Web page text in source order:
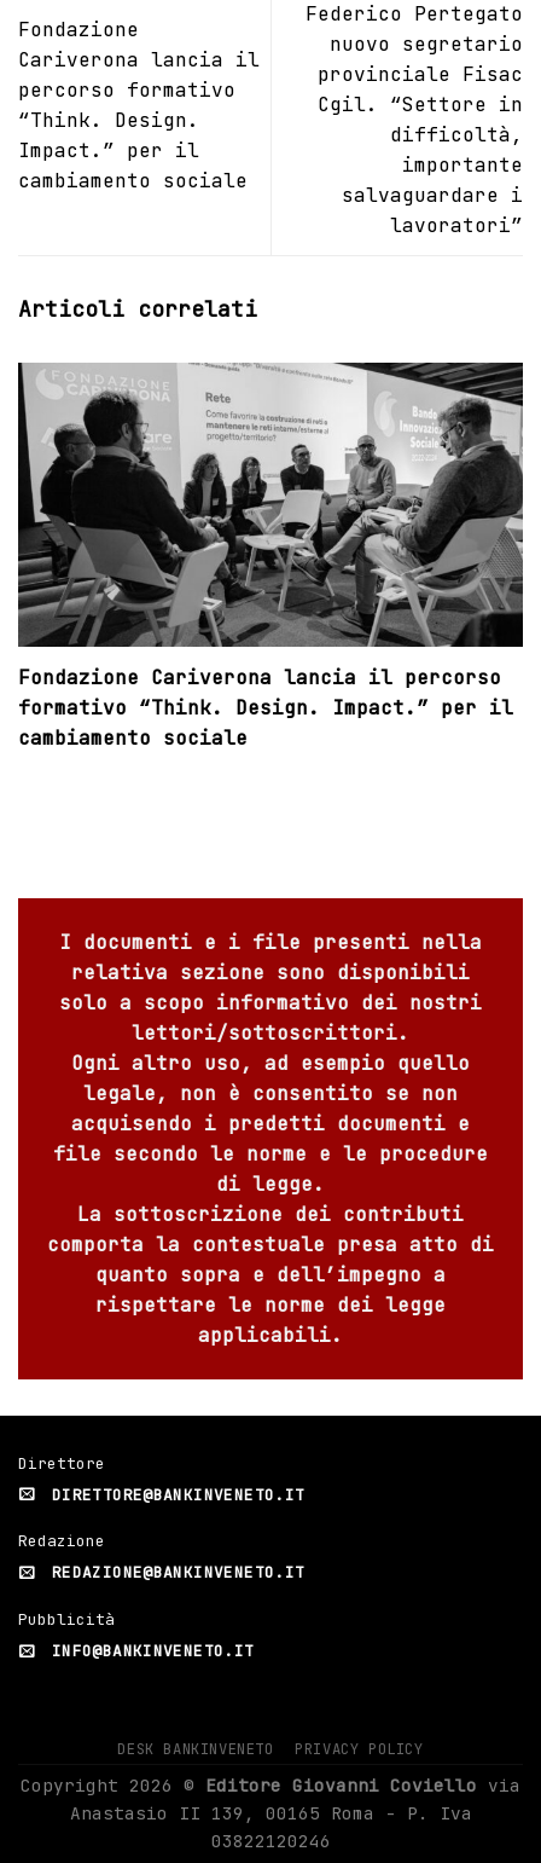
Fondazione
Cariverona lancia il
percorso formativo
“Think. Design.
Impact.” per il
cambiamento sociale
Federico Pertegato
nuovo segretario
provinciale Fisac
Cgil. “Settore in
difficoltà,
importante
salvaguardare i
lavoratori”
Articoli correlati
Fondazione Cariverona lancia il percorso
formativo “Think. Design. Impact.” per il
cambiamento sociale
I documenti e i file presenti nella
relativa sezione sono disponibili
solo a scopo informativo dei nostri
lettori/sottoscrittori.
Ogni altro uso, ad esempio quello
legale, non è consentito se non
acquisendo i predetti documenti e
file secondo le norme e le procedure
di legge.
La sottoscrizione dei contributi
comporta la contestuale presa atto di
quanto sopra e dell’impegno a
rispettare le norme dei legge
applicabili.
Direttore
DIRETTORE@BANKINVENETO.IT
Redazione
REDAZIONE@BANKINVENETO.IT
Pubblicità
INFO@BANKINVENETO.IT
DESK BANKINVENETO PRIVACY POLICY
Copyright 2026 © Editore Giovanni Coviello via
Anastasio II 139, 00165 Roma - P. Iva
03822120246